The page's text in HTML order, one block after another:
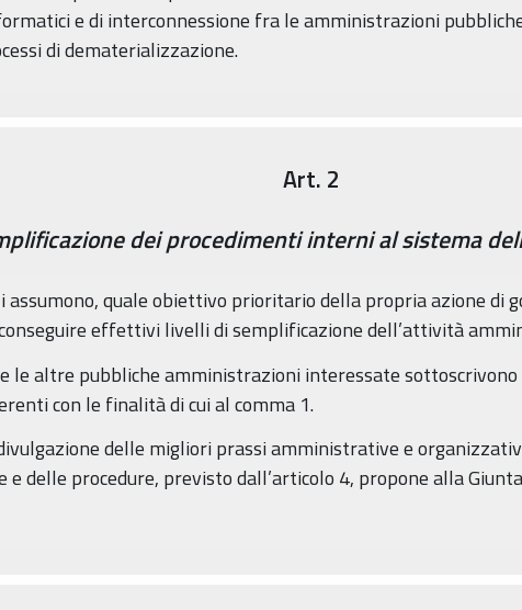
e di interconnessione fra le amministrazioni
di dematerializzazione.
Art. 2
dei procedimenti interni al sistema
assumono, quale obiettivo prioritario della propria azione di
effettivi livelli di semplificazione dell’attività
le altre pubbliche amministrazioni interessate
con le finalità di cui al comma 1.
delle migliori prassi amministrative e
delle procedure, previsto dall’articolo 4, propone alla